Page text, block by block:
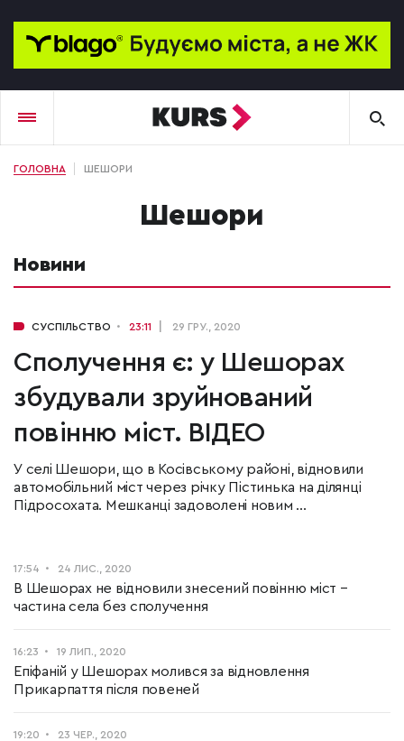
ГОЛОВНА ШЕШОРИ
Шешори
Новини
СУСПІЛЬСТВО 23:11 29 ГРУ., 2020
Сполучення є: у Шешорах
збудували зруйнований
повінню міст. ВІДЕО
У селі Шешори, що в Косівському районі, відновили
автомобільний міст через річку Пістинька на ділянці
Підросохата. Мешканці задоволені новим ...
17:54 24 ЛИС., 2020
В Шешорах не відновили знесений повінню міст –
частина села без сполучення
16:23 19 ЛИП., 2020
Епіфаній у Шешорах молився за відновлення
Прикарпаття після повеней
19:20 23 ЧЕР., 2020